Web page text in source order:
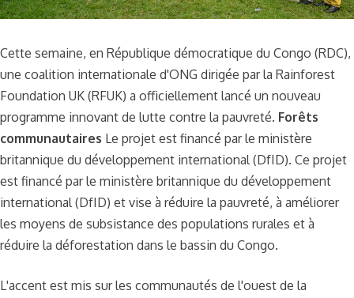
Cette semaine, en République démocratique du Congo (RDC),
une coalition internationale d'ONG dirigée par la Rainforest
Foundation UK (RFUK) a officiellement lancé un nouveau
programme innovant de lutte contre la pauvreté. Forêts
communautaires Le projet est financé par le ministère
britannique du développement international (DfID). Ce projet
est financé par le ministère britannique du développement
international (DfID) et vise à réduire la pauvreté, à améliorer
les moyens de subsistance des populations rurales et à
réduire la déforestation dans le bassin du Congo.
L'accent est mis sur les communautés de l'ouest de la